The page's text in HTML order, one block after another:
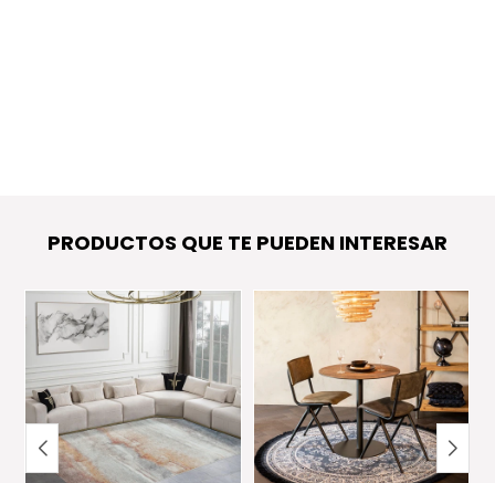
PRODUCTOS QUE TE PUEDEN INTERESAR